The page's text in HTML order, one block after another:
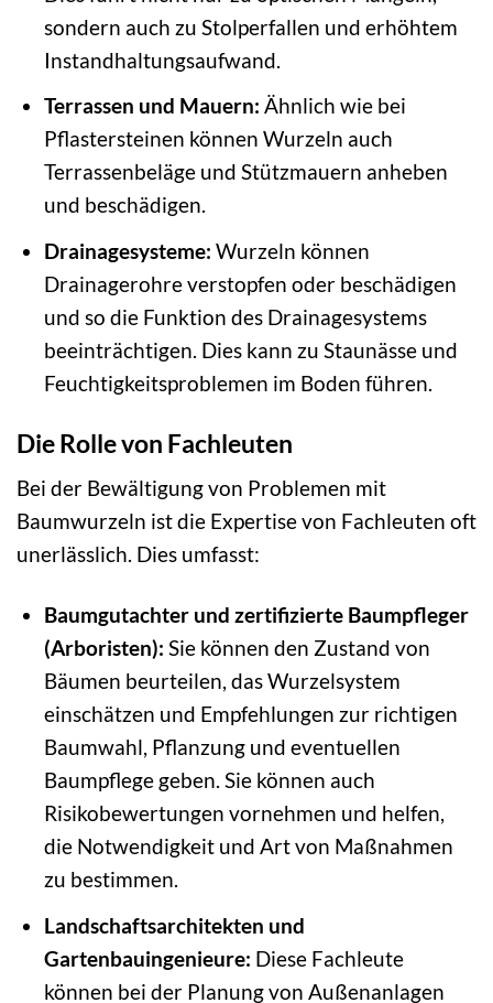
sondern auch zu Stolperfallen und erhöhtem
Instandhaltungsaufwand.
Terrassen und Mauern: Ähnlich wie bei
Pflastersteinen können Wurzeln auch
Terrassenbeläge und Stützmauern anheben
und beschädigen.
Drainagesysteme: Wurzeln können
Drainagerohre verstopfen oder beschädigen
und so die Funktion des Drainagesystems
beeinträchtigen. Dies kann zu Staunässe und
Feuchtigkeitsproblemen im Boden führen.
Die Rolle von Fachleuten
Bei der Bewältigung von Problemen mit
Baumwurzeln ist die Expertise von Fachleuten oft
unerlässlich. Dies umfasst:
Baumgutachter und zertifizierte Baumpfleger
(Arboristen): Sie können den Zustand von
Bäumen beurteilen, das Wurzelsystem
einschätzen und Empfehlungen zur richtigen
Baumwahl, Pflanzung und eventuellen
Baumpflege geben. Sie können auch
Risikobewertungen vornehmen und helfen,
die Notwendigkeit und Art von Maßnahmen
zu bestimmen.
Landschaftsarchitekten und
Gartenbauingenieure: Diese Fachleute
können bei der Planung von Außenanlagen